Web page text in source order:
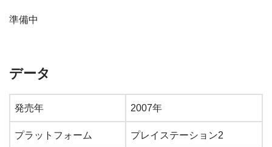
準備中
データ
発売年 2007年
プラットフォーム プレイステーション2